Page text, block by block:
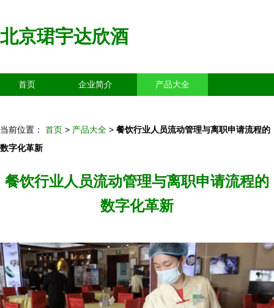
北京珺宇达欣酒
首页 企业简介 产品大全
当前位置： 首页 > 产品大全 > 餐饮行业人员流动管理与离职申请流程的
数字化革新
餐饮行业人员流动管理与离职申请流程的
数字化革新